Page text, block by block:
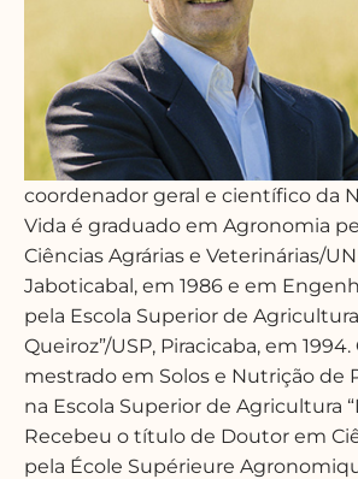
coordenador geral e científico da
Vida é graduado em Agronomia
Ciências Agrárias e Veterinárias/
Jaboticabal, em 1986 e em
pela Escola Superior de
Queiroz”/USP, Piracicaba, em
mestrado em Solos e Nutrição de
na Escola Superior de Agricultura
Recebeu o título de Doutor em
pela École Supérieure